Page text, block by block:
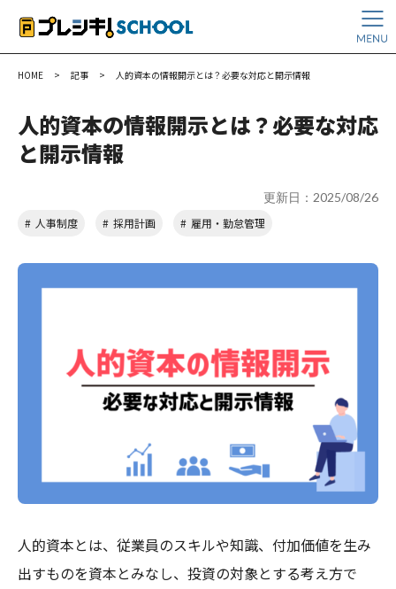
HOME > 記事 > 人的資本の情報開示とは？必要な対応と開示情報
人的資本の情報開示とは？必要な対応
と開示情報
更新日：2025/08/26
人事制度
採用計画 雇用・勤怠管理
人的資本とは、従業員のスキルや知識、付加価値を生み
出すものを資本とみなし、投資の対象とする考え方で